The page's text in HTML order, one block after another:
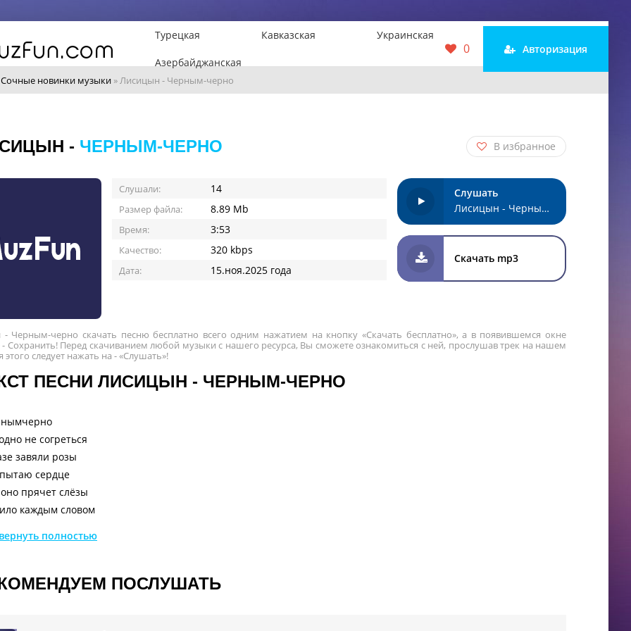
Турецкая Кавказская Украинская
Азербайджанская
0 Авторизация
Сочные новинки музыки » Лисицын - Черным-черно
- ЧЕРНЫМ-ЧЕРНО В избранное
Слушали: 14
Размер файла: 8.89 Mb
Время: 3:53
Качество: 320 kbps
Дата: 15.ноя.2025 года
Слушать
Лисицын - Черным-черно
Скачать mp3
Черным-черно скачать песню бесплатно всего одним нажатием на кнопку «Скачать бесплатно», а в появившемся окне
Сохранить! Перед скачиванием любой музыки с нашего ресурса, Вы сможете ознакомиться с ней, прослушав трек на нашем
этого следует нажать на - «Слушать»!
ПЕСНИ ЛИСИЦЫН - ЧЕРНЫМ-ЧЕРНО
не согреться
завяли розы
сердце
прячет слёзы
каждым словом
подушке снова
тени балконов
дымят сигареты
полностью
ПОСЛУШАТЬ